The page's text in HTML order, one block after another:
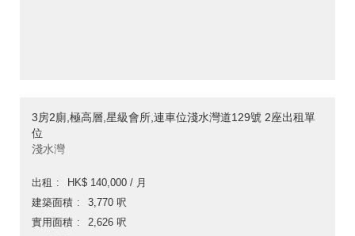
3房2廁,極高層,星級會所,連車位淺水灣道129號 2座出租單
位
淺水灣
出租
HK$ 140,000 / 月
建築面積
3,770 呎
實用面積
2,626 呎